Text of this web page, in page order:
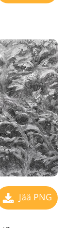
Jää PNG